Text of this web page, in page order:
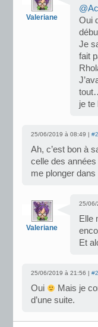
Valeriane
Oui
Je
fait
je te
25/06/2019 à 08:49 |
Ah, c’est bon à
celle des années
me plonger
Valeriane
25/06/
Elle
Et
25/06/2019 à 21:56 |
Oui
Mais je
d’une suite.